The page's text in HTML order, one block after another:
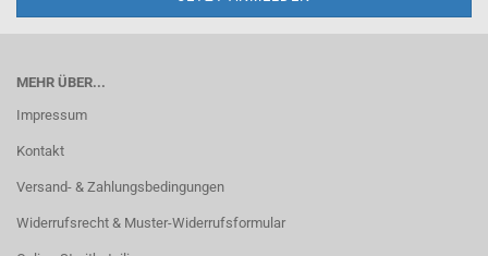
MEHR ÜBER...
Impressum
Kontakt
Versand- & Zahlungsbedingungen
Widerrufsrecht & Muster-Widerrufsformular